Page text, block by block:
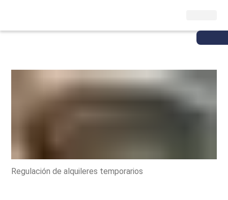
Regulación de alquileres temporarios